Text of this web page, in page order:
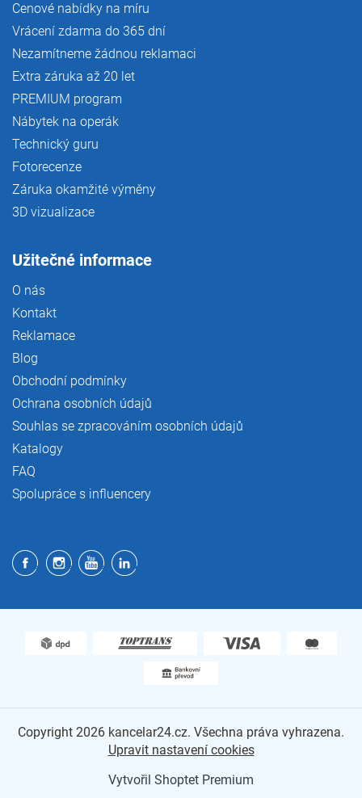
Cenové nabídky na míru
Vrácení zdarma do 365 dní
Nezamítneme žádnou reklamaci
Extra záruka až 20 let
PREMIUM program
Nábytek na operák
Technický guru
Fotorecenze
Záruka okamžité výměny
3D vizualizace
Užitečné informace
O nás
Kontakt
Reklamace
Blog
Obchodní podmínky
Ochrana osobních údajů
Souhlas se zpracováním osobních údajů
Katalogy
FAQ
Spolupráce s influencery
Vytvořil Shoptet Premium
Copyright 2026 kancelar24.cz. Všechna práva vyhrazena.
Upravit nastavení cookies